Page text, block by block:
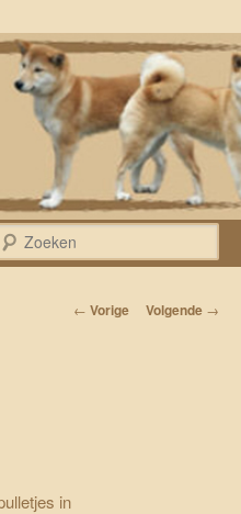
Bericht navigatie
← Vorige Volgende →
in